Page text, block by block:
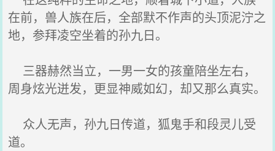
在前，兽人族在后，全部默不作声的头顶泥泞之
地，参拜凌空坐着的孙九日。
三器赫然当立，一男一女的孩童陪坐左右，
周身炫光迸发，更显神威如幻，却又那么真实。
众人无声，孙九日传道，狐鬼手和段灵儿受
道。